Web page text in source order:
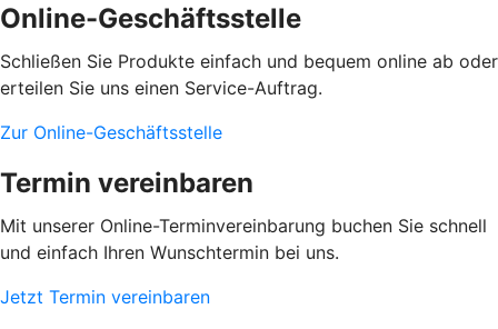
Online-Geschäftsstelle
Schließen Sie Produkte einfach und bequem online ab oder
erteilen Sie uns einen Service-Auftrag.
Zur Online-Geschäftsstelle
Termin vereinbaren
Mit unserer Online-Terminvereinbarung buchen Sie schnell
und einfach Ihren Wunschtermin bei uns.
Jetzt Termin vereinbaren